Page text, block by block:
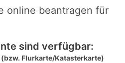
online beantragen für
sind verfügbar:
(bzw. Flurkarte/Katasterkarte)